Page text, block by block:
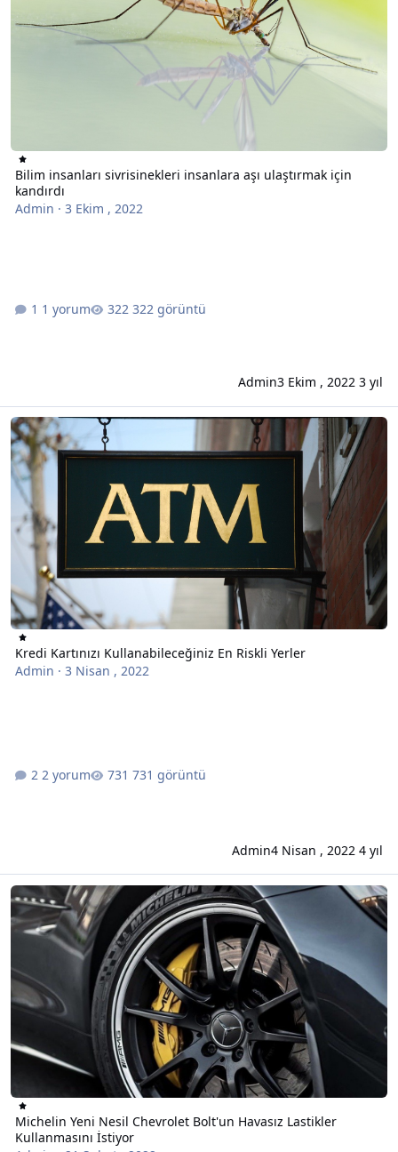
Bilim insanları sivrisinekleri insanlara aşı ulaştırmak için
kandırdı
Admin · 3 Ekim , 2022
1 yorum 322 görüntü
Admin3 Ekim , 20223 yıl
Kredi Kartınızı Kullanabileceğiniz En Riskli Yerler
Kredi Kartınızı Kullanabileceğiniz En Riskli Yerler
Admin · 3 Nisan , 2022
2 yorum 731 görüntü
Admin4 Nisan , 20224 yıl
Michelin Yeni Nesil Chevrolet Bolt'un Havasız Lastikler
Michelin Yeni Nesil Chevrolet Bolt'un Havasız Lastikler
Kullanmasını İstiyor